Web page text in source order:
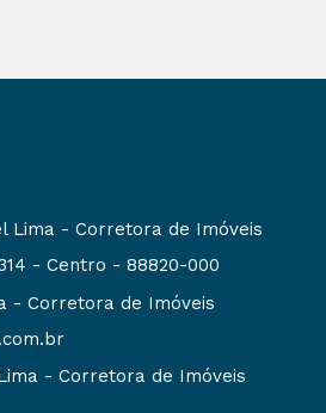
- Centro - 88820-000